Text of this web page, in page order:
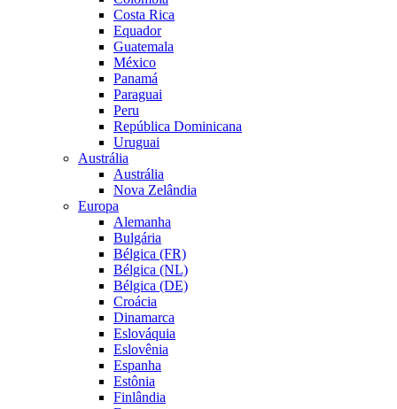
Costa Rica
Equador
Guatemala
México
Panamá
Paraguai
Peru
República Dominicana
Uruguai
Austrália
Austrália
Nova Zelândia
Europa
Alemanha
Bulgária
Bélgica (FR)
Bélgica (NL)
Bélgica (DE)
Croácia
Dinamarca
Eslováquia
Eslovênia
Espanha
Estônia
Finlândia